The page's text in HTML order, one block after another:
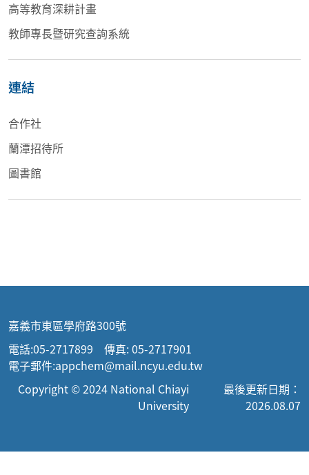
高等教育深耕計畫
教師專長暨研究查詢系統
連結
合作社
蘭潭招待所
圖書館
嘉義市東區學府路300號
電話:05-2717899 傳真: 05-2717901
電子郵件:appchem@mail.ncyu.edu.tw
Copyright © 2024 National Chiayi
University
最後更新日期：
2026.08.07